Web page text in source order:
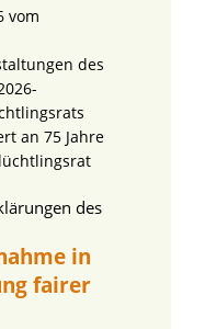
vom
des
an 75 Jahre
des
in
fairer